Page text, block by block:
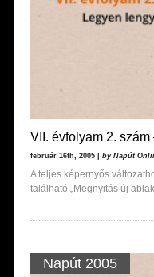
VII. évfolyam 2. szám
február 16th, 2005 | by Napút
A teljes képernyős
található „Megnyitás új
Napút 2005